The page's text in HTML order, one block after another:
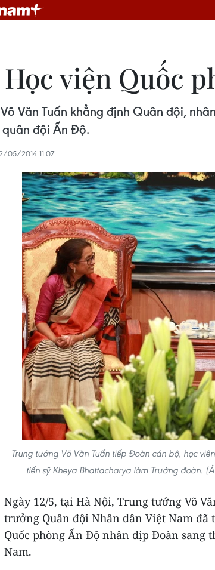
viện Quốc
Văn Tuấn khẳng định Quân đội,
đội Ấn Độ.
05/2014 11:07
Trung tướng Võ Văn Tuấn tiếp Đoàn cán bộ, học
tiến sỹ Kheya Bhattacharya làm Trưởng đoàn.
Ngày 12/5, tại Hà Nội, Trung tướng Võ
trưởng Quân đội Nhân dân Việt Nam đã
Quốc phòng Ấn Độ nhân dịp Đoàn sang
Nam.